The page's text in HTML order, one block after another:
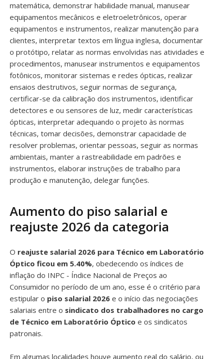
matemática, demonstrar habilidade manual, manusear
equipamentos mecânicos e eletroeletrônicos, operar
equipamentos e instrumentos, realizar manutenção para
clientes, interpretar textos em língua inglesa, documentar
o protótipo, relatar as normas envolvidas nas atividades e
procedimentos, manusear instrumentos e equipamentos
fotônicos, monitorar sistemas e redes ópticas, realizar
ensaios destrutivos, seguir normas de segurança,
certificar-se da calibração dos instrumentos, identificar
detectores e ou sensores de luz, medir características
ópticas, interpretar adequando o projeto às normas
técnicas, tomar decisões, demonstrar capacidade de
resolver problemas, orientar pessoas, seguir as normas
ambientais, manter a rastreabilidade em padrões e
instrumentos, elaborar instruções de trabalho para
produção e manutenção, delegar funções.
Aumento do piso salarial e
reajuste 2026 da categoria
O reajuste salarial 2026 para Técnico em Laboratório
Óptico ficou em 5.40%, obedecendo os índices de
inflação do INPC - Índice Nacional de Preços ao
Consumidor no período de um ano, esse é o critério para
estipular o piso salarial 2026 e o início das negociações
salariais entre o sindicato dos trabalhadores no cargo
de Técnico em Laboratório Óptico e os sindicatos
patronais.
Em algumas localidades houve aumento real do salário, ou